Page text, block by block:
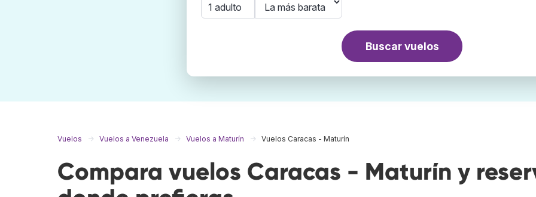
1 adulto
Buscar vuelos
Vuelos Vuelos a Venezuela Vuelos a Maturín Vuelos Caracas - Maturín
Compara vuelos Caracas - Maturín y